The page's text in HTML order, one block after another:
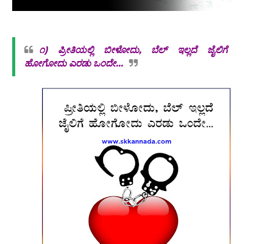
೧) ಪ್ರೀತಿಯಲ್ಲಿ ಬೀಳೋದು, ಬೆಲ್ ಇಲ್ಲದೆ ಜೈಲಿಗೆ
ಹೋಗೋದು ಎರಡು ಒಂದೇ...